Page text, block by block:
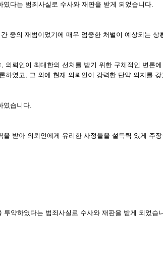
다는 범죄사실로 수사와 재판을 받게 되었습니다.
중의 재범이었기에 매우 엄중한 처벌이 예상되는 상
뢰인이 최대한의 선처를 받기 위한 구체적인 변론
였고, 그 외에 현재 의뢰인이 강력한 단약 의지를
였습니다.
받아 의뢰인에게 유리한 사정들을 설득력 있게 주
약하였다는 범죄사실로 수사와 재판을 받게 되었습